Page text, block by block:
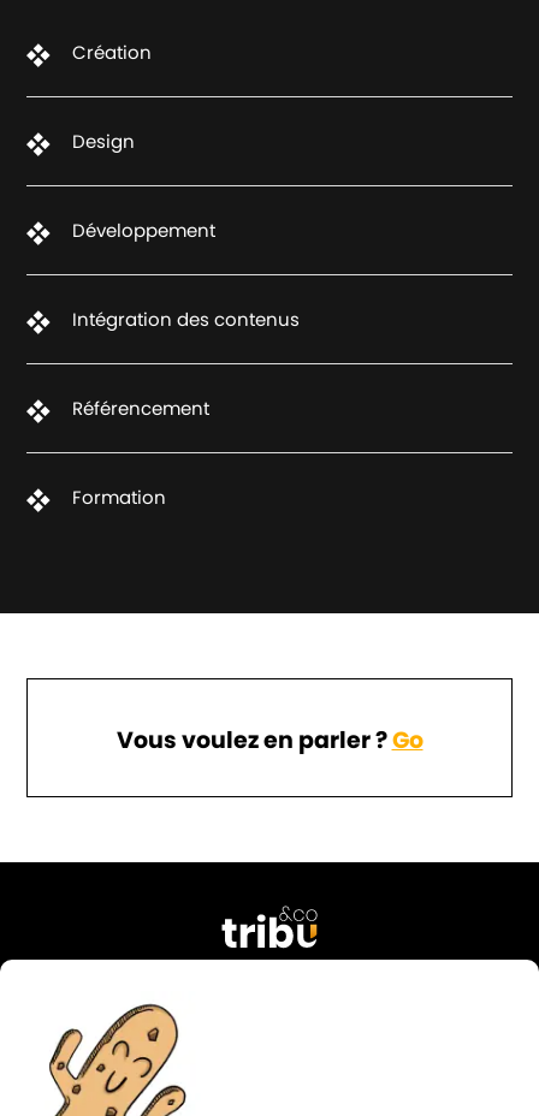
Création
Design
Développement
Intégration des contenus
Référencement
Formation
Vous voulez en parler ?Go